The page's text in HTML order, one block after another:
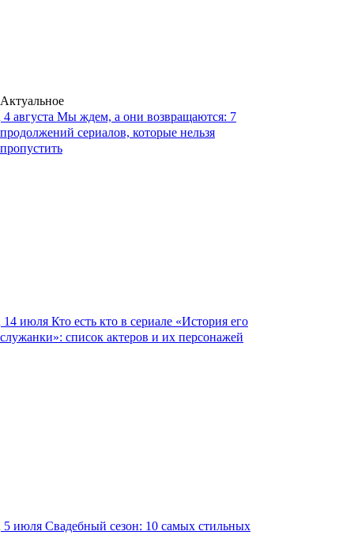
Актуальное
4 августа Мы ждем, а они возвращаются: 7
продолжений сериалов, которые нельзя
пропустить
14 июля Кто есть кто в сериале «История его
служанки»: список актеров и их персонажей
5 июля Свадебный сезон: 10 самых стильных